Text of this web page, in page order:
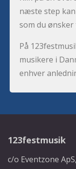
næste step
som du
På
musikere i
enhver
123festmusik
c/o Eventzone